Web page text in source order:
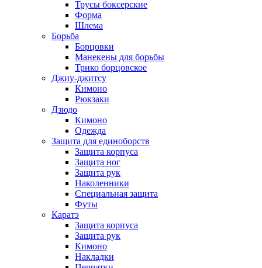
Трусы боксерские
Форма
Шлема
Борьба
Борцовки
Манекены для борьбы
Трико борцовское
Джиу-джитсу
Кимоно
Рюкзаки
Дзюдо
Кимоно
Одежда
Защита для единоборств
Защита корпуса
Защита ног
Защита рук
Наколенники
Специальная защита
Футы
Каратэ
Защита корпуса
Защита рук
Кимоно
Накладки